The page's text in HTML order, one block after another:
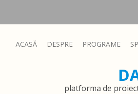
ACASĂ DESPRE PROGRAME
platforma de